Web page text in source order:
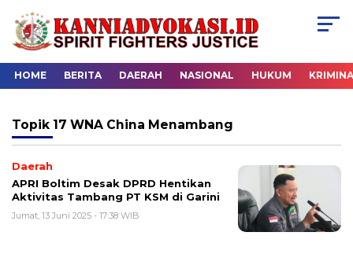
HOME BERITA DAERAH NASIONAL HUKUM
Topik 17 WNA China Menambang
Daerah
APRI Boltim Desak DPRD Hentikan
Aktivitas Tambang PT KSM di Garini
Jumat, 13 Juni 2025 - 17:38 WIB